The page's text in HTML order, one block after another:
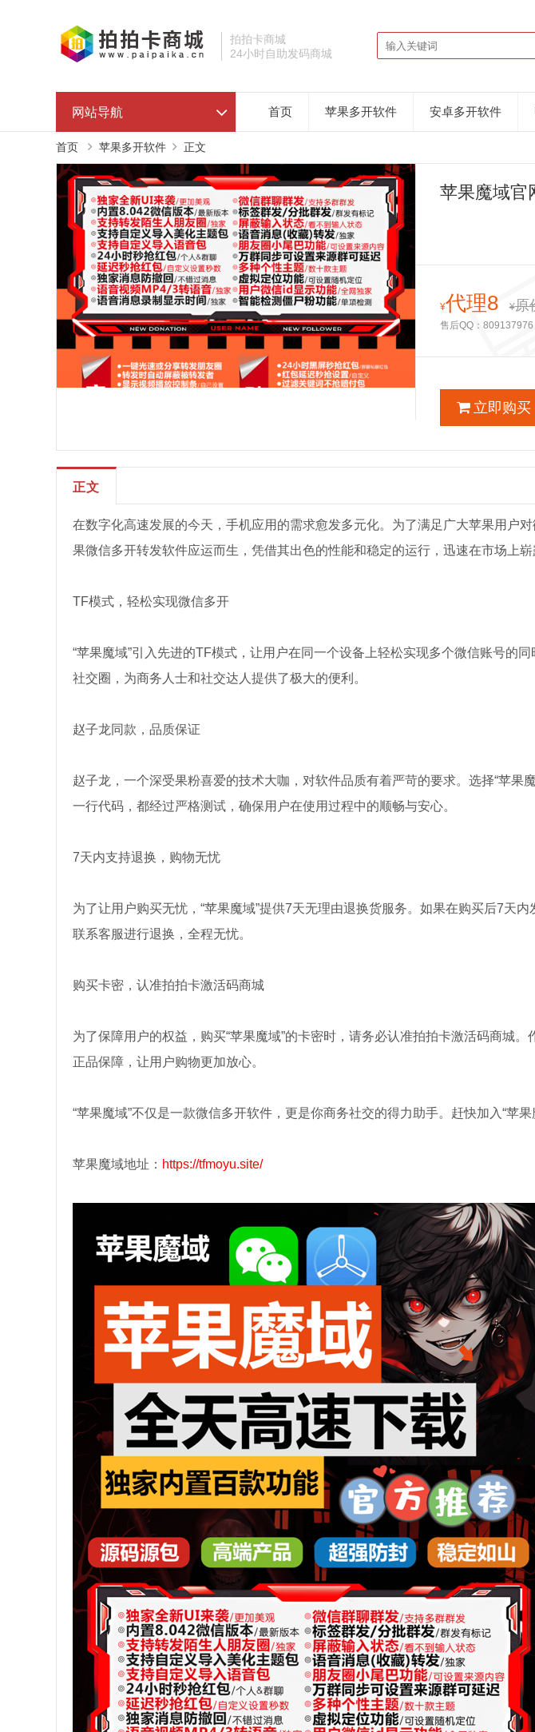
拍拍卡商城
24小时自助发码商城
网站导航 首页 苹果多开软件 安卓多开软件
首页 苹果多开软件 正文
苹果魔域官
¥代理8 ¥原
售后QQ：809137976
立即购买
正文
在数字化高速发展的今天，手机应用的需求愈发多元化。为了满足广大苹果用户
果微信多开转发软件应运而生，凭借其出色的性能和稳定的运行，迅速在市场上崭
TF模式，轻松实现微信多开
“苹果魔域”引入先进的TF模式，让用户在同一个设备上轻松实现多个微信账号的
社交圈，为商务人士和社交达人提供了极大的便利。
赵子龙同款，品质保证
赵子龙，一个深受果粉喜爱的技术大咖，对软件品质有着严苛的要求。选择“苹果
一行代码，都经过严格测试，确保用户在使用过程中的顺畅与安心。
7天内支持退换，购物无忧
为了让用户购买无忧，“苹果魔域”提供7天无理由退换货服务。如果在购买后7天
联系客服进行退换，全程无忧。
购买卡密，认准拍拍卡激活码商城
为了保障用户的权益，购买“苹果魔域”的卡密时，请务必认准拍拍卡激活码商城
正品保障，让用户购物更加放心。
“苹果魔域”不仅是一款微信多开软件，更是你商务社交的得力助手。赶快加入“苹
苹果魔域地址： https://tfmoyu.site/